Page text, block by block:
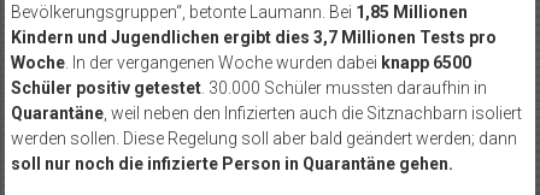
Bevölkerungsgruppen“, betonte Laumann. Bei 1,85 Millionen
Kindern und Jugendlichen ergibt dies 3,7 Millionen Tests pro
Woche. In der vergangenen Woche wurden dabei knapp 6500
Schüler positiv getestet. 30.000 Schüler mussten daraufhin in
Quarantäne, weil neben den Infizierten auch die Sitznachbarn isoliert
werden sollen. Diese Regelung soll aber bald geändert werden; dann
soll nur noch die infizierte Person in Quarantäne gehen.